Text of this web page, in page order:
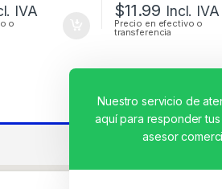
IVA
o
$11.99 Incl. IVA
Precio en efectivo o
transferencia
Nuestro servicio de
aquí para responder tus
asesor